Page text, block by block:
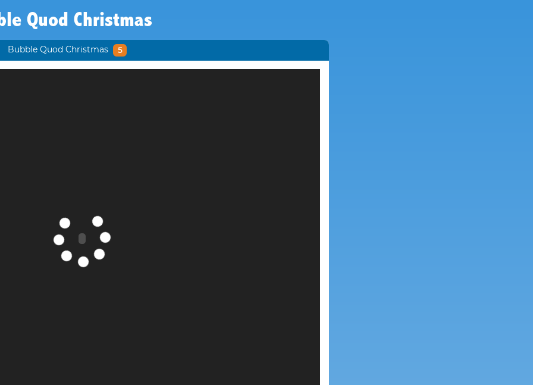
Quod Christmas
Bubble Quod Christmas 5